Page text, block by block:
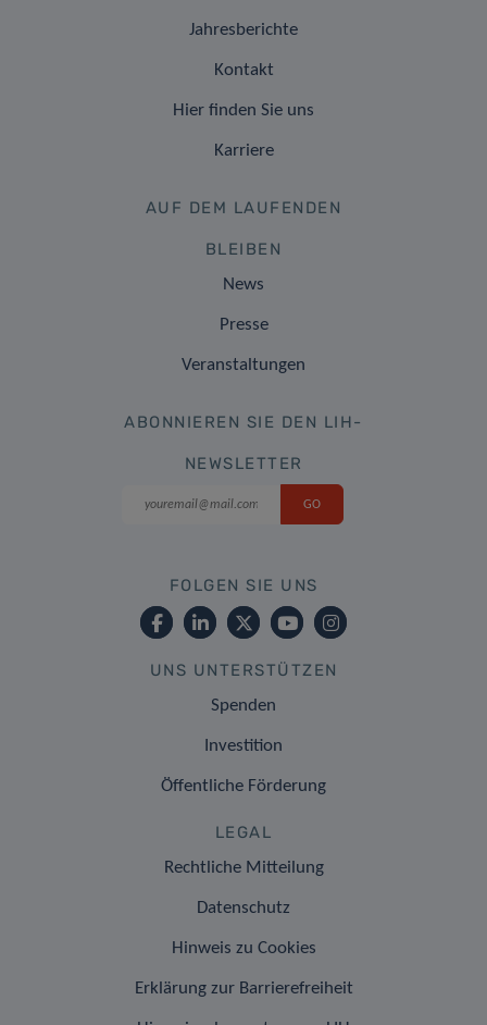
Jahresberichte
Kontakt
Hier finden Sie uns
Karriere
AUF DEM LAUFENDEN
BLEIBEN
News
Presse
Veranstaltungen
ABONNIEREN SIE DEN LIH-
NEWSLETTER
FOLGEN SIE UNS
UNS UNTERSTÜTZEN
Spenden
Investition
Öffentliche Förderung
LEGAL
Rechtliche Mitteilung
Datenschutz
Hinweis zu Cookies
Erklärung zur Barrierefreiheit